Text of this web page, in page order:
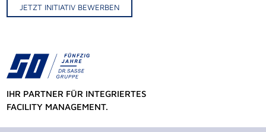
JETZT INITIATIV BEWERBEN
IHR PARTNER FÜR INTEGRIERTES
FACILITY MANAGEMENT.